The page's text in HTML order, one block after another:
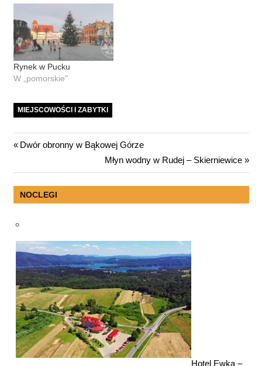
Rynek w Pucku
W „pomorskie"
MIEJSCOWOŚCI I ZABYTKI
Nawigacja
wpisu
Previous
Dwór obronny w Bąkowej Górze
Next
Post:
Młyn wodny w Rudej – Skierniewice
NOCLEGI
Hotel Ewka –